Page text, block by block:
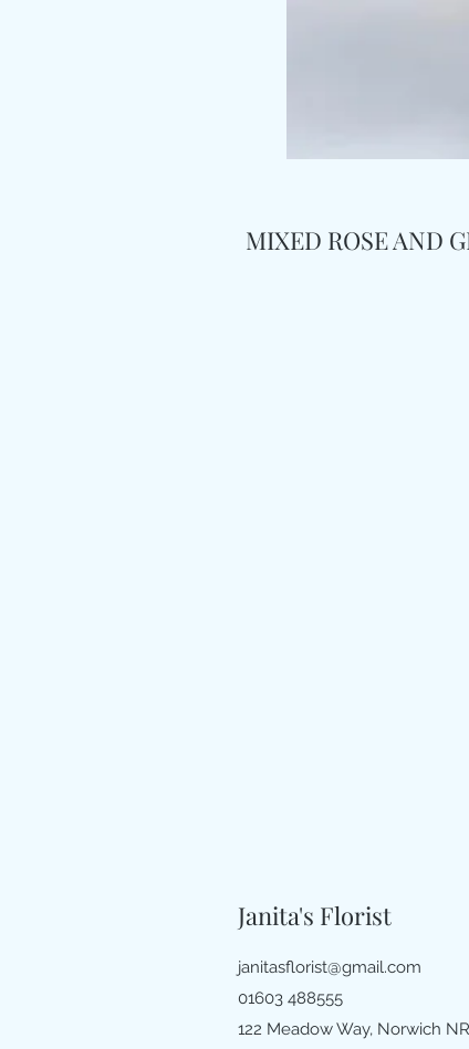
MIXED ROSE AND
Janita's Florist
janitasflorist@gmail.com
01603 488555
122 Meadow Way, Norwich